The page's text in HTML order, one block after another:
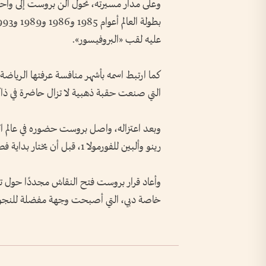
عليه لقب «البروفيسور».
كما ارتبط اسمه بأشهر منافسة عرفتها
التي صنعت حقبة ذهبية لا تزال حاضرة في ذاكرة
وبعد اعتزاله، واصل بروست حضوره في عالم
رينو وألبين للفورمولا 1، قبل أن يختار بداية فصل جديد من حياته بعيدًا عن أوروبا.
وأعاد قرار بروست فتح النقاش مجددًا حول
خاصة دبي، التي أصبحت وجهة مفضلة للنجوم